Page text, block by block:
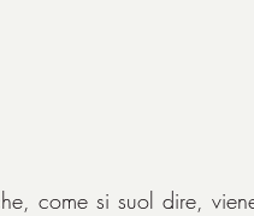
come si suol dire,